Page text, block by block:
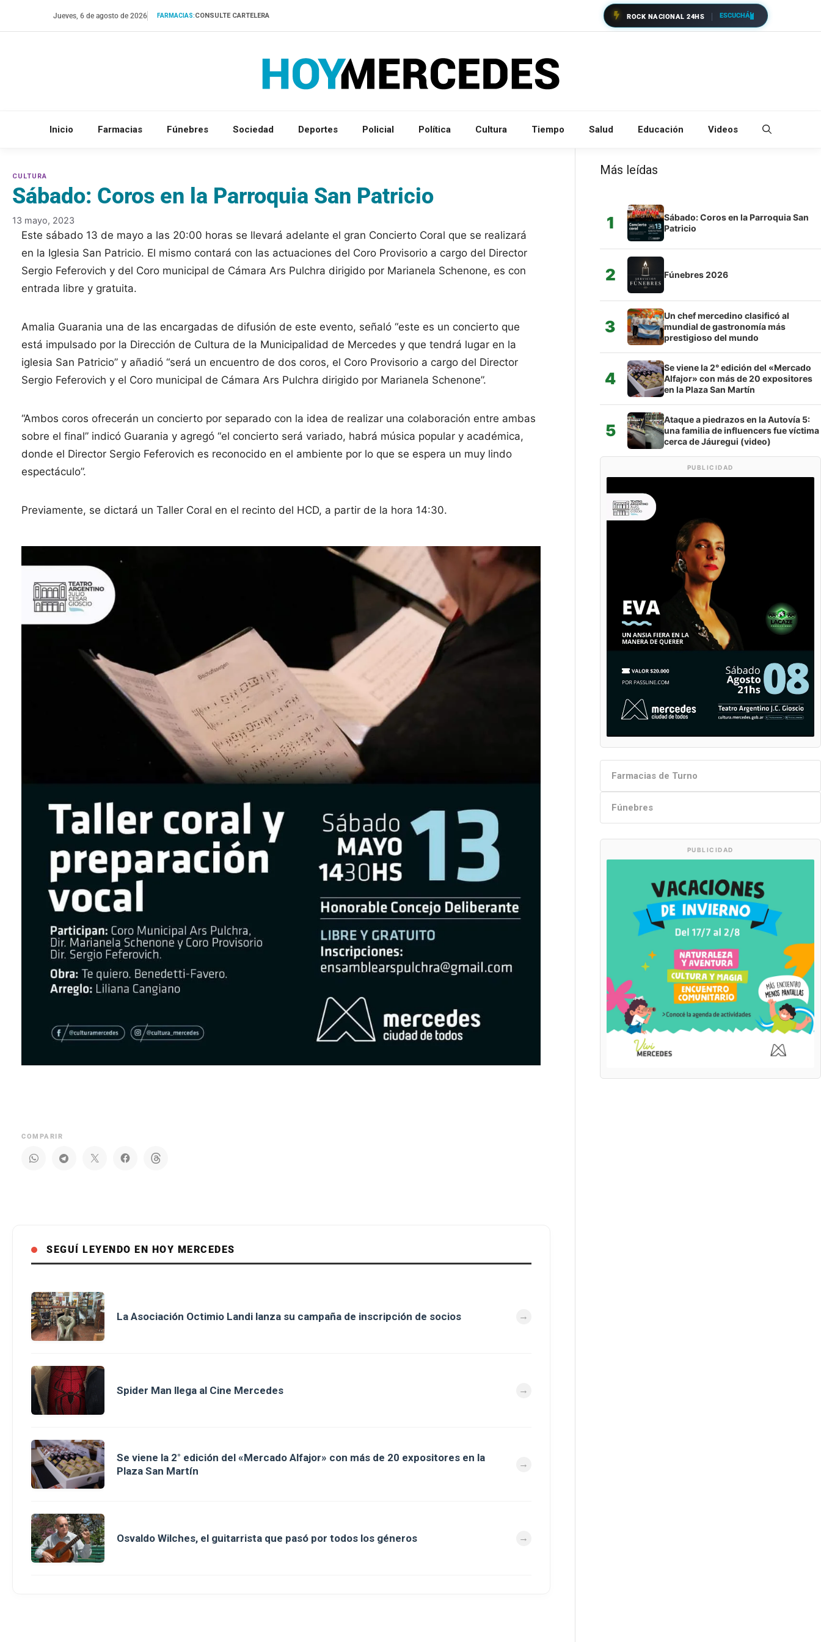
Jueves, 6 de agosto de 2026 FARMACIAS:CONSULTE CARTELERA ROCK NACIONAL 24HS ESCUCHÁ
Inicio Farmacias Fúnebres Sociedad Deportes Policial Política Cultura Tiempo Salud Educación Videos
Sábado: Coros en la Parroquia San Patricio
13 mayo, 2023
Este sábado 13 de mayo a las 20:00 horas se llevará adelante el gran Concierto Coral que se realizará
en la Iglesia San Patricio. El mismo contará con las actuaciones del Coro Provisorio a cargo del Director
Sergio Feferovich y del Coro municipal de Cámara Ars Pulchra dirigido por Marianela Schenone, es con
entrada libre y gratuita.
Amalia Guarania una de las encargadas de difusión de este evento, señaló “este es un concierto que
está impulsado por la Dirección de Cultura de la Municipalidad de Mercedes y que tendrá lugar en la
iglesia San Patricio” y añadió “será un encuentro de dos coros, el Coro Provisorio a cargo del Director
Sergio Feferovich y el Coro municipal de Cámara Ars Pulchra dirigido por Marianela Schenone”.
“Ambos coros ofrecerán un concierto por separado con la idea de realizar una colaboración entre ambas
sobre el final” indicó Guarania y agregó “el concierto será variado, habrá música popular y académica,
donde el Director Sergio Feferovich es reconocido en el ambiente por lo que se espera un muy lindo
espectáculo”.
Previamente, se dictará un Taller Coral en el recinto del HCD, a partir de la hora 14:30.
COMPARIR
SEGUÍ LEYENDO EN HOY MERCEDES
La Asociación Octimio Landi lanza su campaña de inscripción de socios
Spider Man llega al Cine Mercedes
Se viene la 2° edición del «Mercado Alfajor» con más de 20 expositores en la
Plaza San Martín
Osvaldo Wilches, el guitarrista que pasó por todos los géneros
Más leídas
1
Sábado: Coros en la Parroquia San
Patricio
2 Fúnebres 2026
3
Un chef mercedino clasificó al
mundial de gastronomía más
prestigioso del mundo
4
Se viene la 2° edición del «Mercado
Alfajor» con más de 20 expositores
en la Plaza San Martín
5
Ataque a piedrazos en la Autovía 5:
una familia de influencers fue víctima
cerca de Jáuregui (video)
PUBLICIDAD
Farmacias de Turno
Fúnebres
PUBLICIDAD